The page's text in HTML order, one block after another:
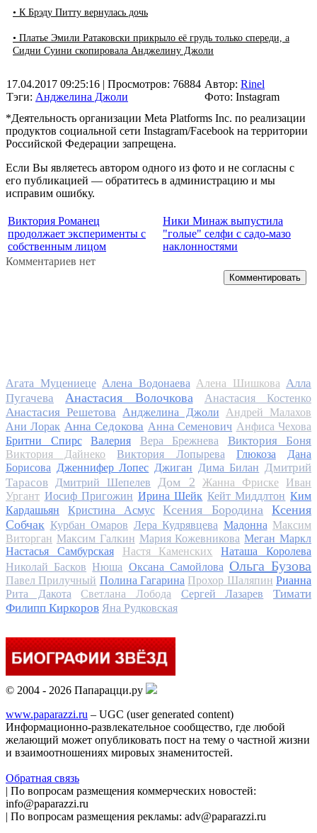
• К Брэду Питту вернулась дочь
• Платье Эмили Ратаковски прикрыло её грудь только спереди, а
Сидни Суини скопировала Анджелину Джоли
17.04.2017 09:25:16 | Просмотров: 76884
Тэги: Анджелина Джоли
Автор: Rinel
Фото: Instagram
*Деятельность организации Meta Platforms Inc. по реализации
продуктов социальной сети Instagram/Facebook на территории
Российской Федерации запрещена.
Если Вы являетесь автором одного из фото и не согласны с
его публикацией — обратитесь в администрацию и мы
исправим ошибку.
Виктория Романец
продолжает эксперименты с
собственным лицом
Ники Минаж выпустила
"голые" селфи с садо-мазо
наклонностями
Комментариев нет
Комментировать
Агата Муцениеце Алена Водонаева Алена Шишкова Алла
Пугачева
Анастасия Волочкова Анастасия Костенко
Анастасия Решетова Анджелина Джоли
Андрей Малахов
Ани Лорак Анна Седокова Анна Семенович Анфиса Чехова
Бритни Спирс
Валерия Вера Брежнева Виктория Боня
Виктория Дайнеко Виктория Лопырева Глюкоза
Дана
Борисова Дженнифер Лопес Джиган Дима Билан Дмитрий
Тарасов
Дмитрий Шепелев Дом 2 Жанна Фриске
Иван
Ургант Иосиф Пригожин Ирина Шейк Кейт Миддлтон Ким
Кардашьян
Кристина Асмус Ксения Бородина
Ксения
Собчак Курбан Омаров Лера Кудрявцева Мадонна Максим
Виторган Максим Галкин Мария Кожевникова Меган Маркл
Настасья Самбурская
Настя Каменских
Наташа Королева
Николай Басков Нюша Оксана Самойлова Ольга Бузова
Павел Прилучный Полина Гагарина Прохор Шаляпин Рианна
Рита Дакота
Светлана Лобода Сергей Лазарев
Тимати
Филипп Киркоров Яна Рудковская
© 2004 - 2026 Папарацци.ру
www.paparazzi.ru – UGC (user generated content)
Информационно-развлекательное сообщество, где любой
желающий может опубликовать пост на тему о частной жизни
и взаимоотношениях мировых знаменитостей.
Обратная связь
| По вопросам размещения коммерческих новостей:
info@paparazzi.ru
| По вопросам размещения рекламы: adv@paparazzi.ru